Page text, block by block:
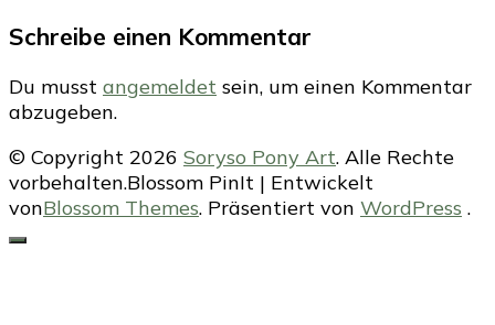
Schreibe einen Kommentar
Du musst angemeldet sein, um einen Kommentar
abzugeben.
© Copyright 2026 Soryso Pony Art. Alle Rechte
vorbehalten.Blossom PinIt | Entwickelt
vonBlossom Themes. Präsentiert von WordPress .